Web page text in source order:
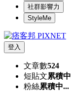
社群影響力
StyleMe
登入
文章數524
短貼文累積
粉絲累積中...